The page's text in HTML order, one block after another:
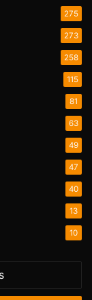
275
273
258
115
81
63
49
47
40
13
10